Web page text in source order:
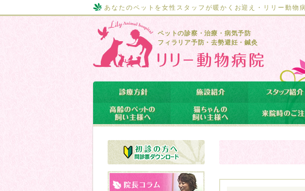
あなたのペットを女性スタッフが暖かくお迎え・リリー動物
ペットの診察・治療・病気予防
フィラリア予防・去勢避妊・鍼灸